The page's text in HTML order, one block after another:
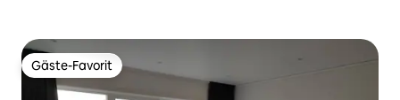
Gäste-Favorit
Gäste-Favorit